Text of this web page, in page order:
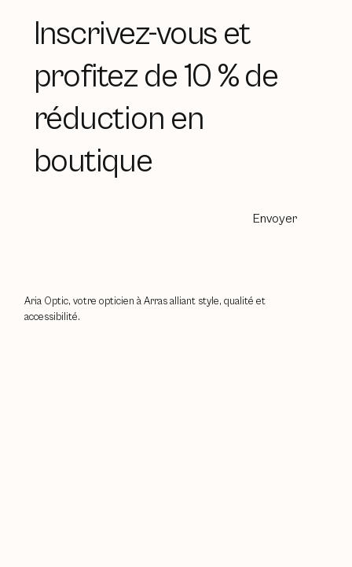
Inscrivez-vous et
profitez de 10 % de
réduction en
boutique
Envoyer
Aria Optic, votre opticien à Arras alliant style, qualité et
accessibilité.